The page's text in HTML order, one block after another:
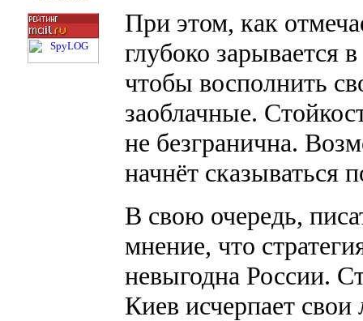
При этом, как
глубоко зарывается
чтобы восполнить
заоблачные.
не безгранична.
начнёт сказываться
В свою очередь,
мнение, что
невыгодна России.
Киев исчерпает